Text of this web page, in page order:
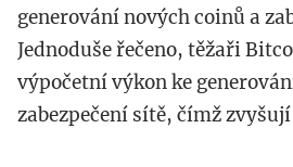
generování nových coinů a
Jednoduše řečeno, těžaři
výpočetní výkon ke
zabezpečení sítě, čímž